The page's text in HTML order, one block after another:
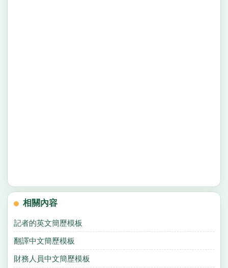
相關內容
記者的英文簡歷模板
翻譯中文簡歷模板
財務人員中文簡歷模板